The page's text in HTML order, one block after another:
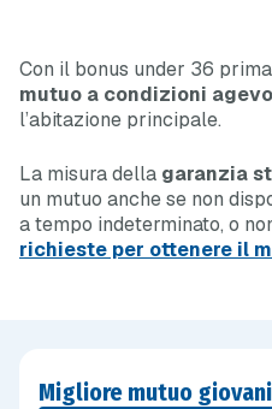
Con il bonus under 36
mutuo a condizioni
l’abitazione principale.
La misura della garanzia
un mutuo anche se non
a tempo indeterminato, o
richieste per ottenere il
Migliore mutuo